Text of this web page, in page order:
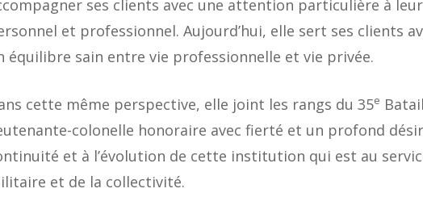
ses clients avec une attention particulière à
et professionnel. Aujourd’hui, elle sert ses clients
équilibre sain entre vie professionnelle et vie privée.
cette même perspective, elle joint les rangs du 35e
colonelle honoraire avec fierté et un profond
et à l’évolution de cette institution qui est au
et de la collectivité.